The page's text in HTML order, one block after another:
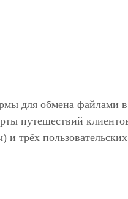
для обмена файлами
путешествий
и трёх